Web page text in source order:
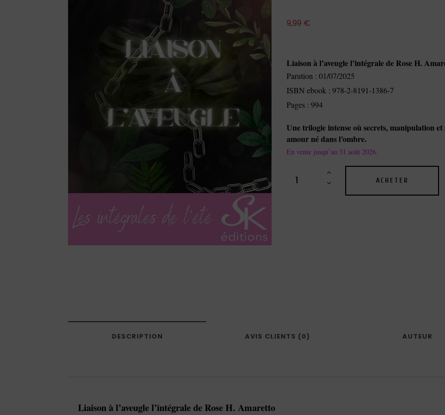
9,99 €
Liaison à l’aveugle l’intégrale de Rose H.
Parution : 01/07/2025
ISBN ebook : 978-2-8191-1386-7
Pages : 994
Une trilogie intense où secrets, manipulation
amour né dans l’ombre.
En vente jusqu’au 31 août 2026.
ACHETER
DESCRIPTION AVIS CLIENTS (0) AUTEUR
Liaison à l’aveugle l’intégrale de Rose H. Amaretto